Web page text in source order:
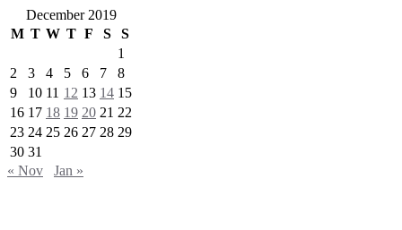
December 2019
M T W T F S
S
1
2
3 4 5 6 7
8
9
10 11 12 13 14 15
16 17 18 19 20 21 22
23 24 25 26 27 28 29
30 31
« Nov
Jan »